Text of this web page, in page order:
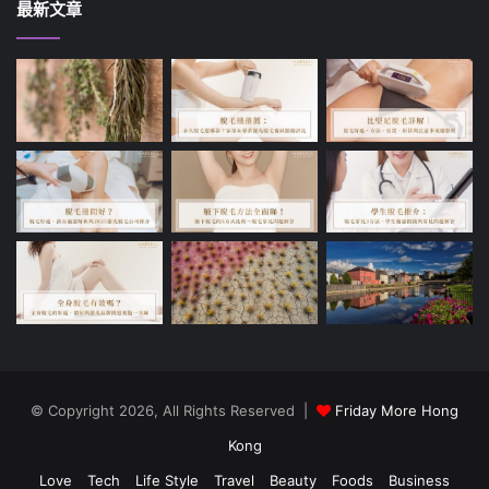
最新文章
© Copyright 2026, All Rights Reserved |
Friday More Hong
Kong
Love
Tech Life Style Travel Beauty Foods Business